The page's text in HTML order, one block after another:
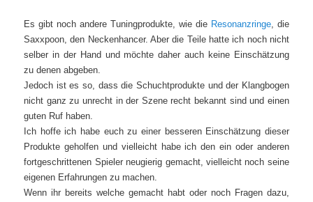
Es gibt noch andere Tuningprodukte, wie die Resonanzringe, die
Saxxpoon, den Neckenhancer. Aber die Teile hatte ich noch nicht
selber in der Hand und möchte daher auch keine Einschätzung
zu denen abgeben.
Jedoch ist es so, dass die Schuchtprodukte und der Klangbogen
nicht ganz zu unrecht in der Szene recht bekannt sind und einen
guten Ruf haben.
Ich hoffe ich habe euch zu einer besseren Einschätzung dieser
Produkte geholfen und vielleicht habe ich den ein oder anderen
fortgeschrittenen Spieler neugierig gemacht, vielleicht noch seine
eigenen Erfahrungen zu machen.
Wenn ihr bereits welche gemacht habt oder noch Fragen dazu,